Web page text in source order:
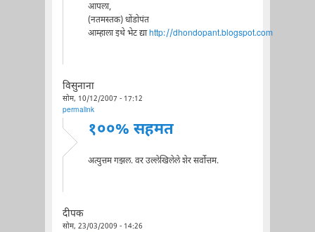
आपला,
(नतमस्तक) धोंडोपंत
आम्हाला इथे भेट द्याhttp://dhondopant.blogspot.com
विसुनाना
सोम, 10/12/2007 - 17:12
permalink
१००% सहमत
अत्युत्तम गझल. वर उल्लेखिलेले शेर सर्वोत्तम.
दीपक
सोम, 23/03/2009 - 14:26